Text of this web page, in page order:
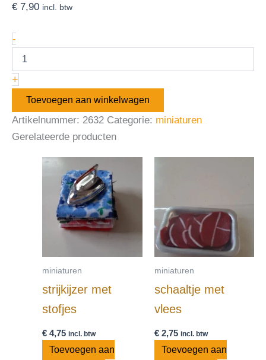
€ 7,90 incl. btw
-
+
Toevoegen aan winkelwagen
Artikelnummer: 2632 Categorie: miniaturen
Gerelateerde producten
miniaturen
strijkijzer met
stofjes
€ 4,75 incl. btw
Toevoegen aan
miniaturen
schaaltje met
vlees
€2,75 incl. btw
Toevoegen aan